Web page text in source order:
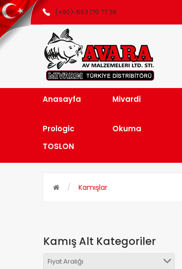
(+90)-553 170 77 36
Anasayfa Mivardi
Prologic Okuma
TOSLON
Kamışlar
Kamış Alt Kategoriler
Fiyat Aralığı